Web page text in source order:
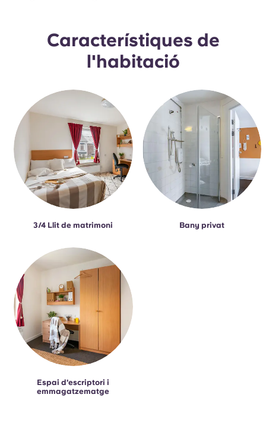
Característiques de
l'habitació
3/4 Llit de matrimoni Bany privat
Espai d'escriptori i
emmagatzematge